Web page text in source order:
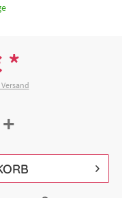
*
Versand
+